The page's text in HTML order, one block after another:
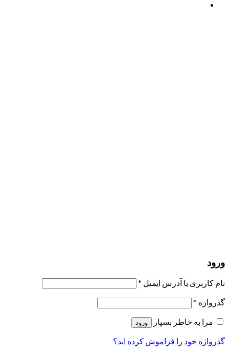
ورود
نام کاربری یا آدرس ایمیل *
گذرواژه *
مرا به خاطر بسپار
ورود
گذرواژه خود را فراموش کرده اید؟